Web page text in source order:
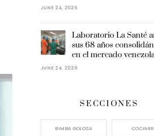
JUNE 24, 2026
Laboratorio La Santé
sus 68 años
en el mercado
JUNE 24, 2026
SECCIONES
BIMBA GOLOSA